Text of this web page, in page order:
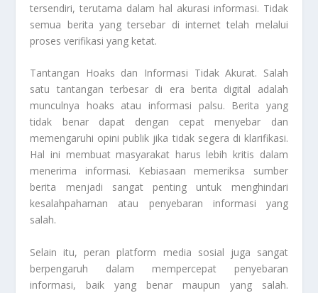
tersendiri, terutama dalam hal akurasi informasi. Tidak
semua berita yang tersebar di internet telah melalui
proses verifikasi yang ketat.
Tantangan Hoaks dan Informasi Tidak Akurat. Salah
satu tantangan terbesar di era berita digital adalah
munculnya hoaks atau informasi palsu. Berita yang
tidak benar dapat dengan cepat menyebar dan
memengaruhi opini publik jika tidak segera di klarifikasi.
Hal ini membuat masyarakat harus lebih kritis dalam
menerima informasi. Kebiasaan memeriksa sumber
berita menjadi sangat penting untuk menghindari
kesalahpahaman atau penyebaran informasi yang
salah.
Selain itu, peran platform media sosial juga sangat
berpengaruh dalam mempercepat penyebaran
informasi, baik yang benar maupun yang salah.